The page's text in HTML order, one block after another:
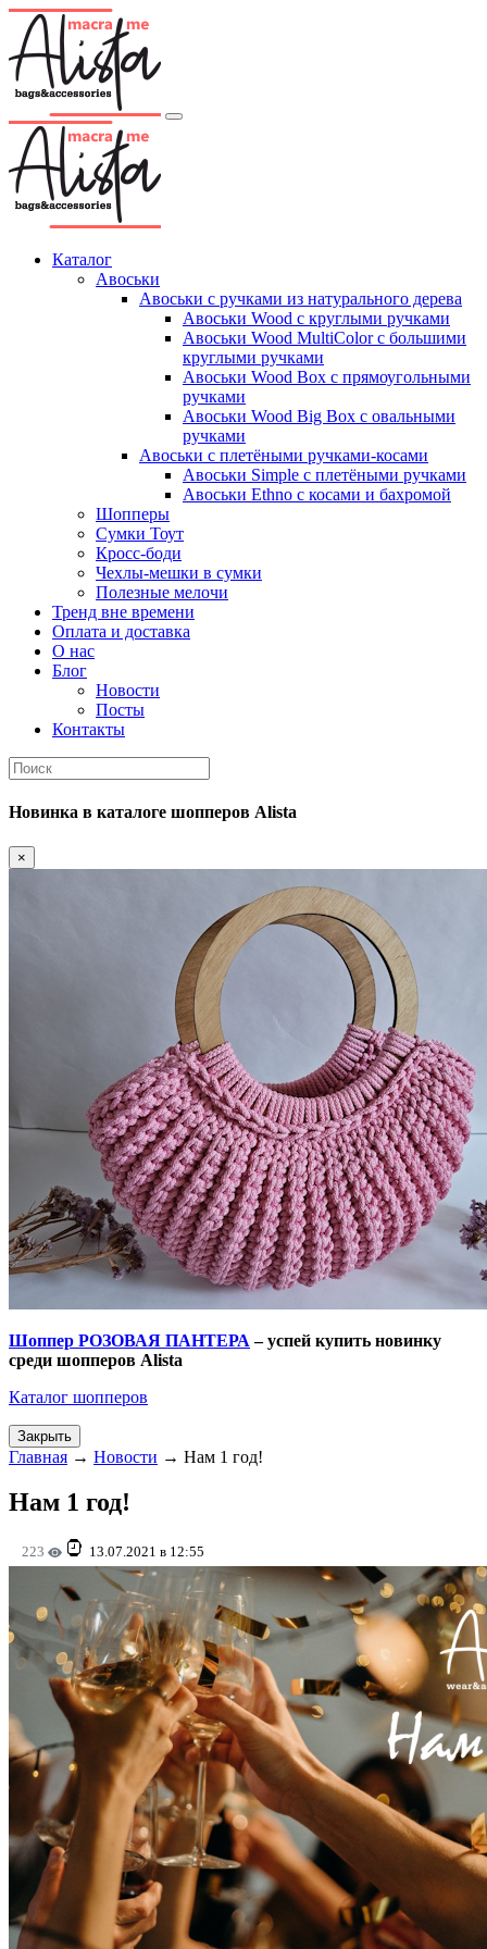
Каталог
Авоськи
Авоськи с ручками из натурального дерева
Авоськи Wood с круглыми ручками
Авоськи Wood MultiColor с большими
круглыми ручками
Авоськи Wood Box с прямоугольными
ручками
Авоськи Wood Big Box с овальными
ручками
Авоськи с плетёными ручками-косами
Авоськи Simple с плетёными ручками
Авоськи Ethno с косами и бахромой
Шопперы
Сумки Тоут
Кросс-боди
Чехлы-мешки в сумки
Полезные мелочи
Тренд вне времени
Оплата и доставка
О нас
Блог
Новости
Посты
Контакты
Новинка в каталоге шопперов Alista
×
Шоппер РОЗОВАЯ ПАНТЕРА – успей купить новинку
среди шопперов Alista
Каталог шопперов
Закрыть
Главная → Новости → Нам 1 год!
Нам 1 год!
223 13.07.2021 в 12:55